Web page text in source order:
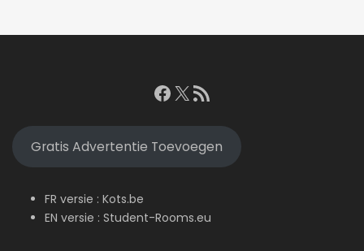
Facebook
X RSS feed
Gratis Advertentie Toevoegen
FR versie : Kots.be
EN versie : Student-Rooms.eu